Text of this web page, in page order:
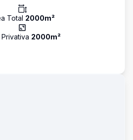
Total 2000m²
2000m²